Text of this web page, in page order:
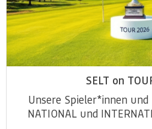
SELT on
Unsere Spieler*innen und
NATIONAL und